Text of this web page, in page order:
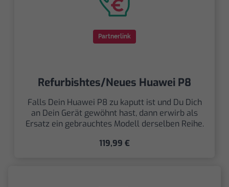
Partnerlink
Refurbishtes/Neues Huawei P8
Falls Dein Huawei P8 zu kaputt ist und Du Dich
an Dein Gerät gewöhnt hast, dann erwirb als
Ersatz ein gebrauchtes Modell derselben Reihe.
119,99 €